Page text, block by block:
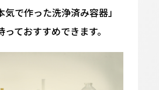
気で作った洗浄済み容器」
ておすすめできます。